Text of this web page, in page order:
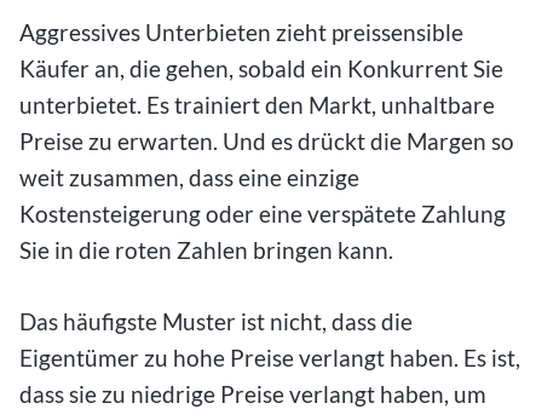
Aggressives Unterbieten zieht preissensible
Käufer an, die gehen, sobald ein Konkurrent Sie
unterbietet. Es trainiert den Markt, unhaltbare
Preise zu erwarten. Und es drückt die Margen so
weit zusammen, dass eine einzige
Kostensteigerung oder eine verspätete Zahlung
Sie in die roten Zahlen bringen kann.
Das häufigste Muster ist nicht, dass die
Eigentümer zu hohe Preise verlangt haben. Es ist,
dass sie zu niedrige Preise verlangt haben, um